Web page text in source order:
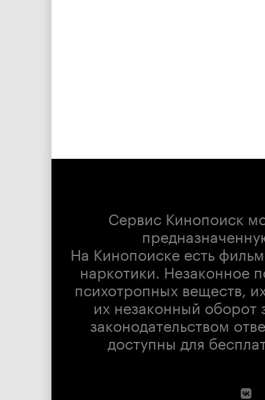
Сервис Кинопоиск
На Кинопоиске есть
наркотики. Незаконное
психотропных веществ,
их незаконный оборот
законодательством
доступны для